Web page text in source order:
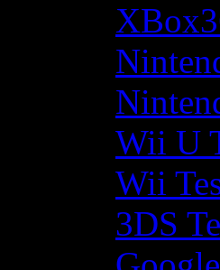
Wii U
Wii
3DS